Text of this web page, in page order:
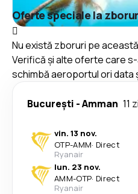
Oferte speciale la
Nu există zboruri pe
Verifică și alte oferte care
schimbă aeroportul ori data
București -Amman 11
vin. 13 nov.
OTP-AMM· Direct
Ryanair
lun. 23 nov.
AMM-OTP· Direct
Ryanair